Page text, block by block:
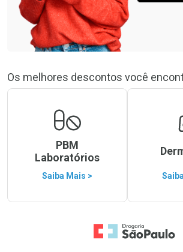
Os melhores descontos você
PBM
Laboratórios
Saiba Mais >
Ir para a Home